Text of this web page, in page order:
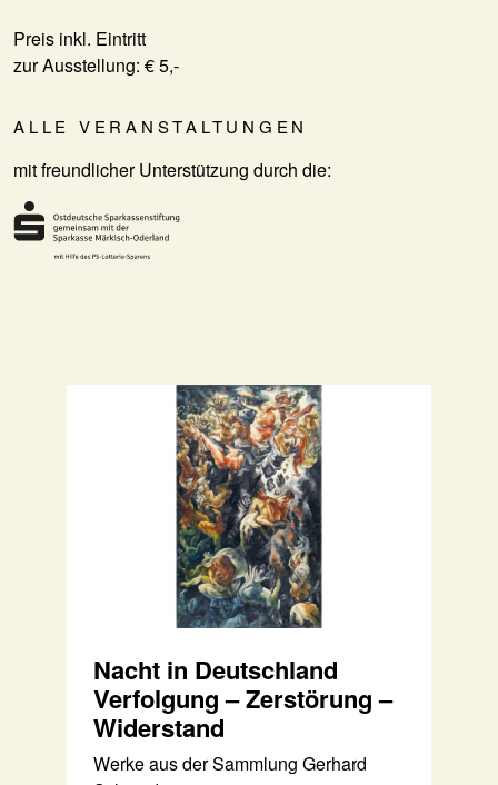
Preis inkl. Eintritt
zur Ausstellung: € 5,-
ALLE VERANSTALTUNGEN
mit freundlicher Unterstützung durch die:
Nacht in Deutschland
Verfolgung – Zerstörung –
Widerstand
Werke aus der Sammlung Gerhard